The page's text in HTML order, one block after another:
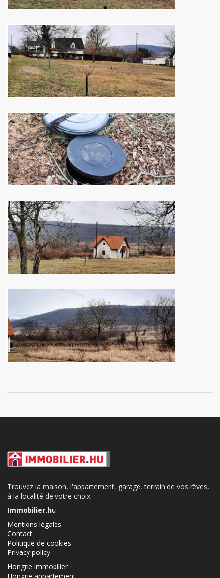
Trouvez la maison, l'appartement, garage, terrain de vos rêves,
á la localité de votre choix.
Immobilier.hu
Mentions légales
Contact
Politique de cookies
Privacy policy
Hongrie immobilier
Hongrie appartement